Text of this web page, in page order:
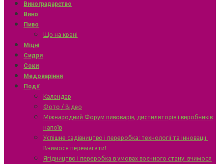
Виноградарство
Вино
Пиво
Що на крані
Міцні
Сидри
Соки
Медоваріння
Події
Календар
Фото / Відео
Міжнародний Форум пивоварів, дистиляторів і виробників
напоїв
Успішне садівництво і переробка: технології та інновації.
Вчимося перемагати!
Ягідництво і переробка в умовах воєнного стану: вчимося